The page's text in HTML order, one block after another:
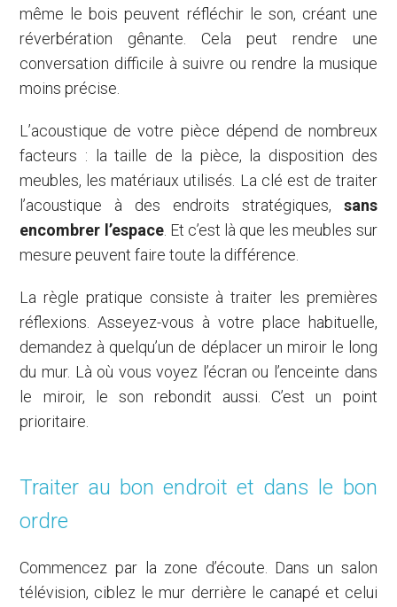
même le bois peuvent réfléchir le son, créant une
réverbération gênante. Cela peut rendre une
conversation difficile à suivre ou rendre la musique
moins précise.
L’acoustique de votre pièce dépend de nombreux
facteurs : la taille de la pièce, la disposition des
meubles, les matériaux utilisés. La clé est de traiter
l’acoustique à des endroits stratégiques, sans
encombrer l’espace. Et c’est là que les meubles sur
mesure peuvent faire toute la différence.
La règle pratique consiste à traiter les premières
réflexions. Asseyez-vous à votre place habituelle,
demandez à quelqu’un de déplacer un miroir le long
du mur. Là où vous voyez l’écran ou l’enceinte dans
le miroir, le son rebondit aussi. C’est un point
prioritaire.
Traiter au bon endroit et dans le bon
ordre
Commencez par la zone d’écoute. Dans un salon
télévision, ciblez le mur derrière le canapé et celui